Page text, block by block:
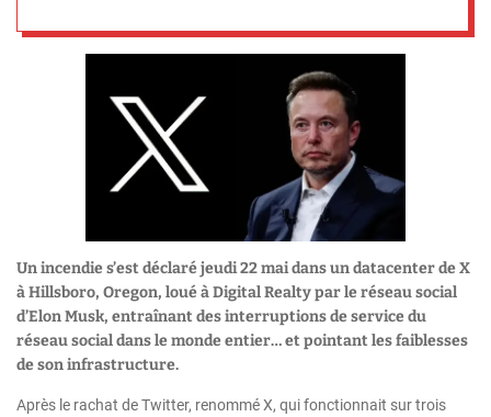
Un incendie s’est déclaré jeudi 22 mai dans un datacenter de X
à Hillsboro, Oregon, loué à Digital Realty par le réseau social
d’Elon Musk, entraînant des interruptions de service du
réseau social dans le monde entier… et pointant les faiblesses
de son infrastructure.
Après le rachat de Twitter, renommé X, qui fonctionnait sur trois